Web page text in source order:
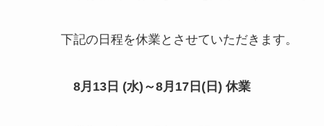
下記の日程を休業とさせていただきます。
8月13日 (水)～8月17日(日) 休業